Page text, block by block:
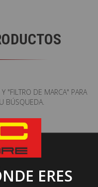
ERES
"FILTRO DE MARCA" PARA
BÚSQUEDA.